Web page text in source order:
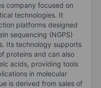
company focused on
technologies. It
platforms designed
sequencing (NGPS)
Its technology supports
proteins and can also
acids, providing tools
in molecular
is derived from sales of